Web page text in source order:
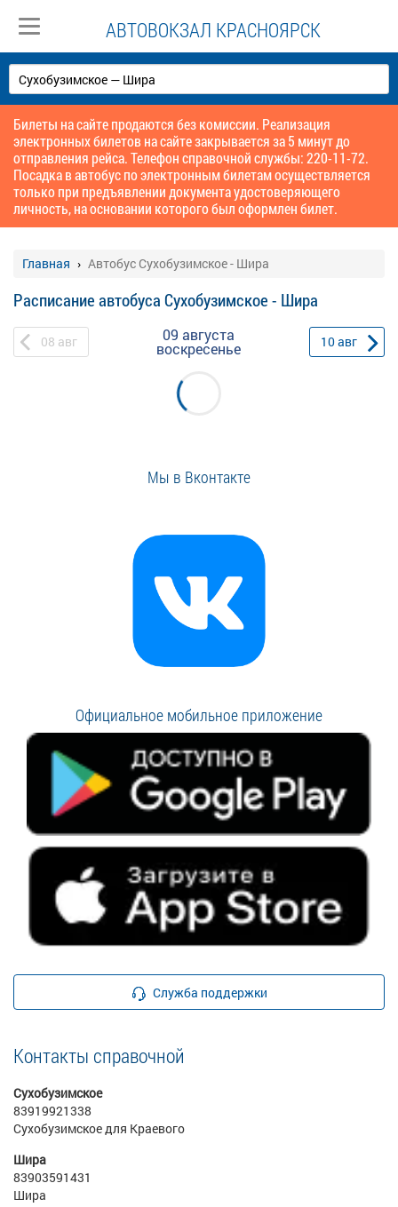
АВТОВОКЗАЛ КРАСНОЯРСК
Билеты на сайте продаются без комиссии. Реализация
электронных билетов на сайте закрывается за 5 минут до
отправления рейса. Телефон справочной службы: 220-11-72.
Посадка в автобус по электронным билетам осуществляется
только при предъявлении документа удостоверяющего
личность, на основании которого был оформлен билет.
Главная Автобус Сухобузимское - Шира
Расписание автобуса Сухобузимское - Шира
08 авг 09 августа
воскресенье 10авг
Мы в Вконтакте
Официальное мобильное приложение
Служба поддержки
Контакты справочной
Сухобузимское
83919921338
Сухобузимское для Краевого
Шира
83903591431
Шира